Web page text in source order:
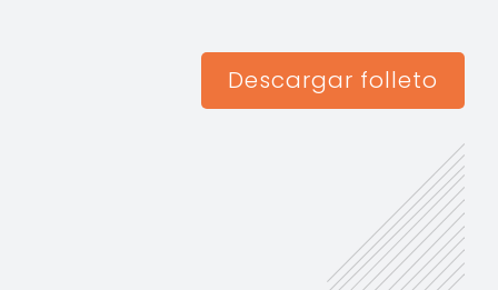
Descargar folleto